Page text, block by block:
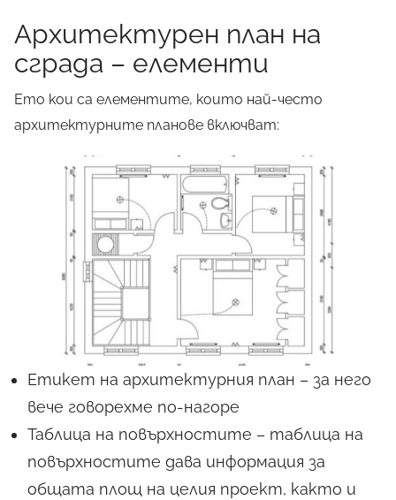
Архитектурен план на
сграда – елементи
Ето кои са елементите, които най-често
архитектурните планове включват:
Етикет на архитектурния план – за него
вече говорехме по-нагоре
Таблица на повърхностите – таблица на
повърхностите дава информация за
общата площ на целия проект, както и